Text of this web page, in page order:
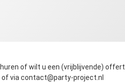
of wilt u een (vrijblijvende)
via contact@party-project.nl